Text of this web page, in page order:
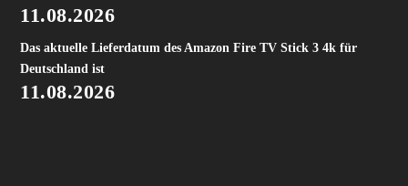
11.08.2026
Das aktuelle Lieferdatum des Amazon Fire TV Stick 3 4k für
Deutschland ist
11.08.2026